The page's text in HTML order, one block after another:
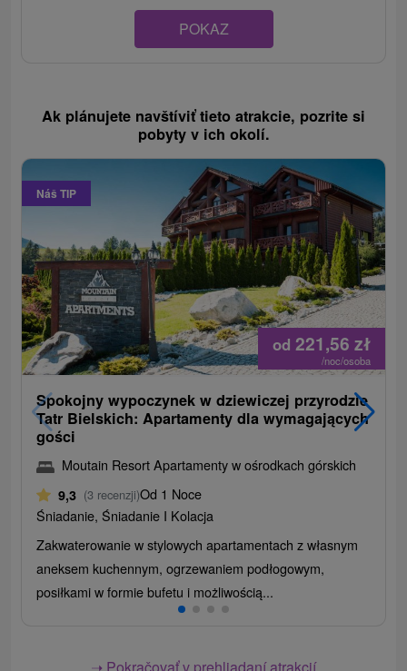
POKAZ
Ak plánujete navštíviť tieto atrakcie, pozrite si
pobyty v ich okolí.
Náš TIP
od 221,56zł
/noc/osoba
Spokojny wypoczynek w dziewiczej przyrodzie
Tatr Bielskich: Apartamenty dla wymagających
gości
Moutain Resort Apartamenty w ośrodkach górskich
9,3 (3 recenzji)Od 1 Noce
Śniadanie, Śniadanie I Kolacja
Zakwaterowanie w stylowych apartamentach z własnym
aneksem kuchennym, ogrzewaniem podłogowym,
posiłkami w formie bufetu i możliwością...